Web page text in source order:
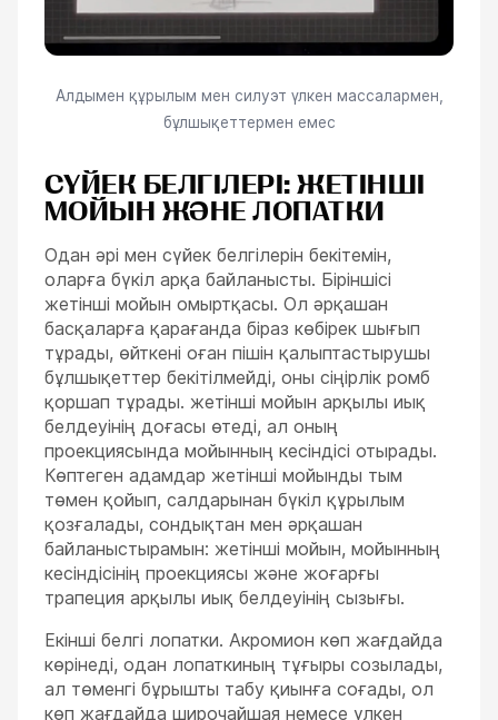
Алдымен құрылым мен силуэт үлкен массалармен,
бұлшықеттермен емес
СҮЙЕК БЕЛГІЛЕРІ: ЖЕТІНШІ
МОЙЫН ЖӘНЕ ЛОПАТКИ
Одан әрі мен сүйек белгілерін бекітемін,
оларға бүкіл арқа байланысты. Біріншісі
жетінші мойын омыртқасы. Ол әрқашан
басқаларға қарағанда біраз көбірек шығып
тұрады, өйткені оған пішін қалыптастырушы
бұлшықеттер бекітілмейді, оны сіңірлік ромб
қоршап тұрады. жетінші мойын арқылы иық
белдеуінің доғасы өтеді, ал оның
проекциясында мойынның кесіндісі отырады.
Көптеген адамдар жетінші мойынды тым
төмен қойып, салдарынан бүкіл құрылым
қозғалады, сондықтан мен әрқашан
байланыстырамын: жетінші мойын, мойынның
кесіндісінің проекциясы және жоғарғы
трапеция арқылы иық белдеуінің сызығы.
Екінші белгі лопатки. Акромион көп жағдайда
көрінеді, одан лопаткиның тұғыры созылады,
ал төменгі бұрышты табу қиынға соғады, ол
көп жағдайда широчайшая немесе үлкен